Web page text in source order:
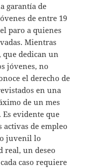
garantía de
de entre 19
paro a quienes
Mientras
que dedican un
jóvenes, no
el derecho de
en una
de un mes
evidente que
de empleo
juvenil lo
real, un deseo
caso requiere